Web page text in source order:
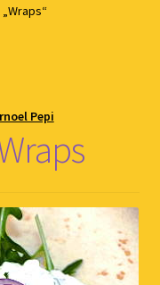
Pepi